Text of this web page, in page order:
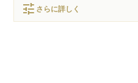
tune さらに詳しく